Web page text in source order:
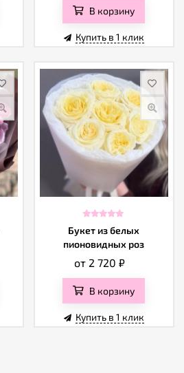
В корзину
Купить в 1 клик
Букет из белых
пионовидных роз
от 2 720₽
В корзину
Купить в 1 клик